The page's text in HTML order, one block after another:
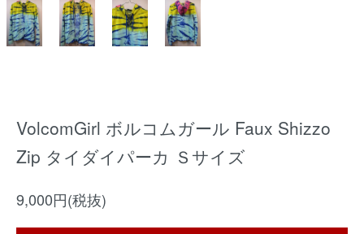
VolcomGirl ボルコムガール Faux Shizzo
Zip タイダイパーカ Ｓサイズ
9,000円(税抜)